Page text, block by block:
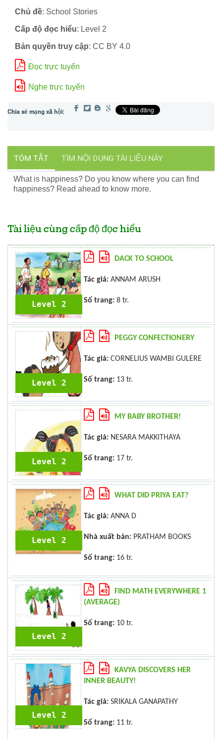
Chủ đề: School Stories
Cấp độ đọc hiểu: Level 2
Bản quyền truy cập: CC BY 4.0
Đọc trực tuyến
Nghe trực tuyến
TÓM TẮT TÌM NỘI DUNG TÀI LIỆU NÀY
What is happiness? Do you know where you can find
happiness? Read ahead to know more.
Tài liệu cùng cấp độ đọc hiểu
Level 2
DACK TO SCHOOL
Tác giả: ANNAM ARUSH
Số trang: 8 tr.
Level 2
PEGGY CONFECTIONERY
Tác giả: CORNELIUS WAMBI GULERE
Số trang: 13 tr.
Level 2
MY BABY BROTHER!
Tác giả: NESARA MAKKITHAYA
Số trang: 17 tr.
Level 2
WHAT DID PRIYA EAT?
Tác giả: ANNA D
Nhà xuất bản: PRATHAM BOOKS
Số trang: 16 tr.
Level 2
FIND MATH EVERYWHERE 1
(AVERAGE)
Số trang: 10 tr.
Level 2
KAVYA DISCOVERS HER
INNER BEAUTY!
Tác giả: SRIKALA GANAPATHY
Số trang: 11 tr.